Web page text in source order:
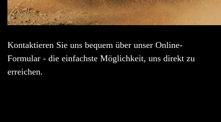
Kontaktieren Sie uns bequem über unser Online-
Formular - die einfachste Möglichkeit, uns direkt zu
erreichen.